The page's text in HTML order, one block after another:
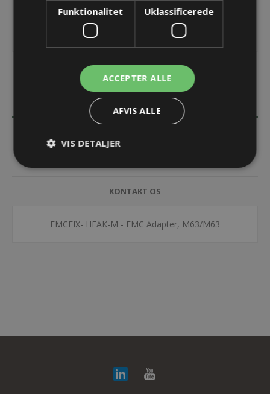
KONTAKT OS
EMCFIX- HFAK-M - EMC Adapter, M63/M63
Funktionalitet Uklassificerede
ACCEPTER ALLE
AFVIS ALLE
VIS DETALJER